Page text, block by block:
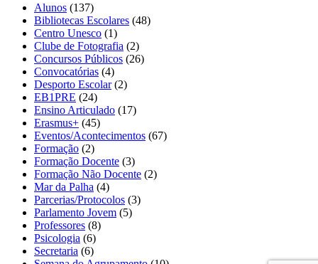
Alunos (137)
Bibliotecas Escolares (48)
Centro Unesco (1)
Clube de Fotografia (2)
Concursos Públicos (26)
Convocatórias (4)
Desporto Escolar(2)
EB1PRE (24)
Ensino Articulado (17)
Erasmus+ (45)
Eventos/Acontecimentos (67)
Formação (2)
Formação Docente (3)
Formação Não Docente (2)
Mar da Palha (4)
Parcerias/Protocolos (3)
Parlamento Jovem (5)
Professores (8)
Psicologia (6)
Secretaria (6)